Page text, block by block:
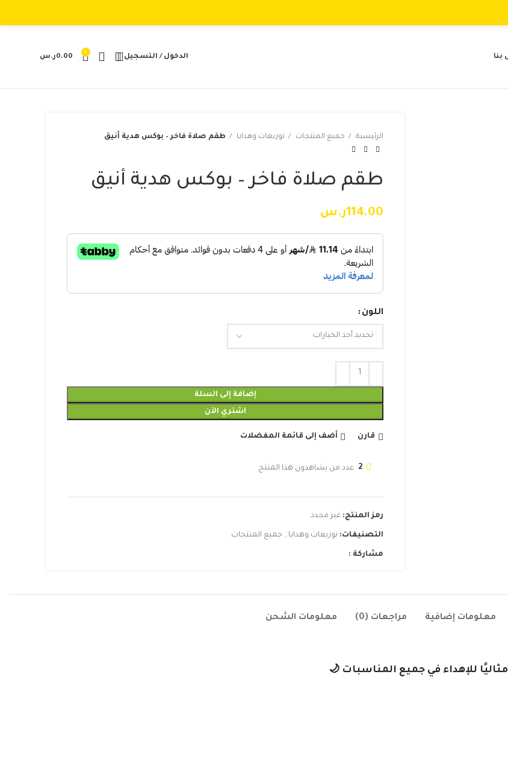
بنا الدخول / التسجيل
0
0.00ر.س
الرئيسية جميع المنتجات توزيعات وهدايا طقم صلاة فاخر – بوكس هدية أنيق
طقم صلاة فاخر – بوكس هدية أنيق
114.00ر.س
اللون
إضافة إلى السلة
اشتري الآن
قارن أضف إلى قائمة المفضلات
2 عدد من يشاهدون هذا المنتج
رمز المنتج: غير محدد
التصنيفات: توزيعات وهدايا , جميع المنتجات
مشاركة :
معلومات إضافية مراجعات (0) معلومات الشحن
للإهداء في جميع المناسبات 🌙